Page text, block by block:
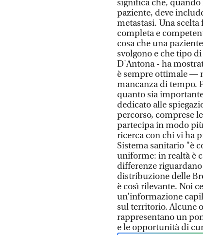
significa che,
paziente, deve
metastasi. Una
completa e
cosa che una
svolgono e che tipo
D'Antona - ha
è sempre ottimale —
mancanza di tempo.
quanto sia
dedicato alle
percorso, comprese
partecipa in modo
ricerca con chi vi ha
Sistema sanitario "è
uniforme: in realtà è
differenze
distribuzione delle
è così rilevante. Noi
un’informazione
sul territorio. Alcune
rappresentano un
e le opportunità di